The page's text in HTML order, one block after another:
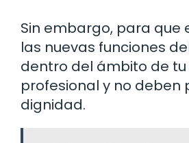
Sin embargo, para que
las nuevas funciones
dentro del ámbito de
profesional y no deben
dignidad.